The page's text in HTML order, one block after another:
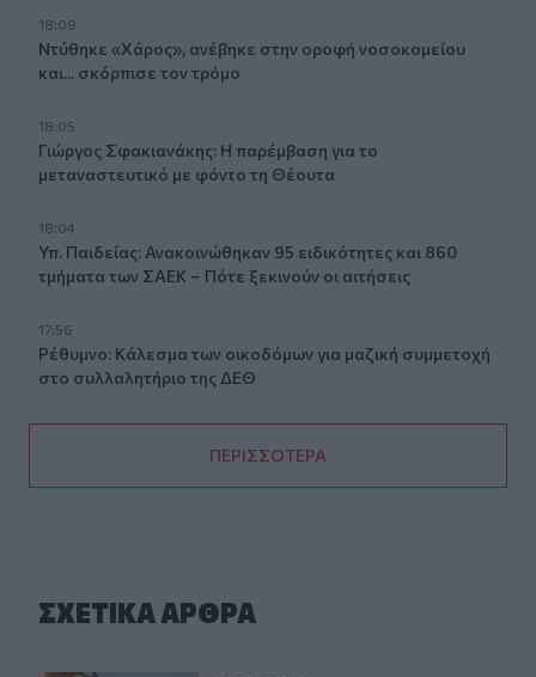
18:09
Ντύθηκε «Χάρος», ανέβηκε στην οροφή νοσοκομείου
και... σκόρπισε τον τρόμο
18:05
Γιώργος Σφακιανάκης: Η παρέμβαση για το
μεταναστευτικό με φόντο τη Θέουτα
18:04
Υπ. Παιδείας: Ανακοινώθηκαν 95 ειδικότητες και 860
τμήματα των ΣΑΕΚ – Πότε ξεκινούν οι αιτήσεις
17:56
Ρέθυμνο: Κάλεσμα των οικοδόμων για μαζική συμμετοχή
στο συλλαλητήριο της ΔΕΘ
ΠΕΡΙΣΣΟΤΕΡΑ
ΣΧΕΤΙΚA AΡΘΡΑ